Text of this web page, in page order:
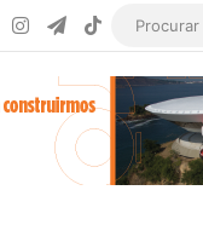
InstagramTelegram
TikTok